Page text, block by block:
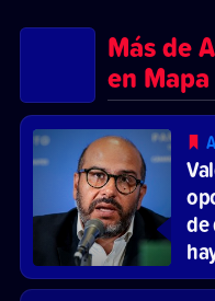
Más de
en
de
de